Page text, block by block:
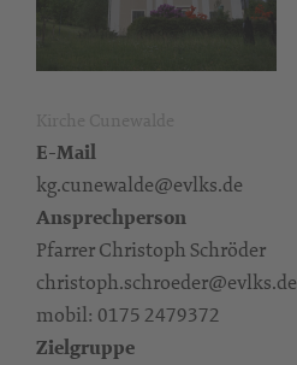
E-Mail
kg.cunewalde@evlks.de
Ansprechperson
Pfarrer Christoph Schröder
christoph.schroeder@evlks.de
mobil: 0175 2479372
Zielgruppe